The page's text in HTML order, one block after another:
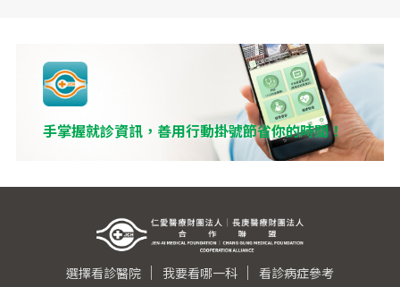
手掌握就診資訊，善用行動掛號節省你的時間！
選擇看診醫院 我要看哪一科 看診病症參考